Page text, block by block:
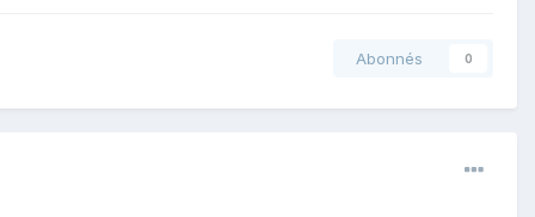
Abonnés 0